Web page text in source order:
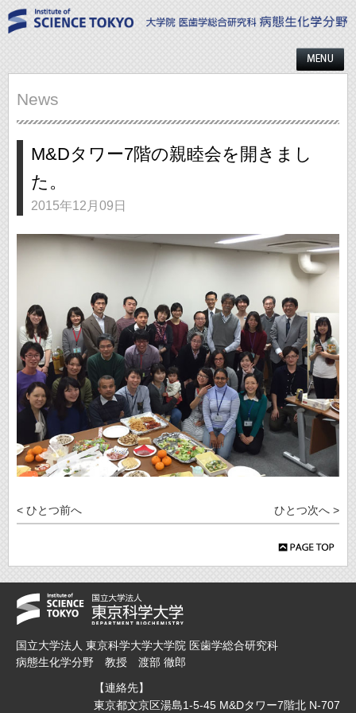
News
M&Dタワー7階の親睦会を開きまし
た。
2015年12月09日
< ひとつ前へ ひとつ次へ >
国立大学法人 東京科学大学大学院 医歯学総合研究科
病態生化学分野 教授 渡部 徹郎
【連絡先】
東京都文京区湯島1-5-45 M&Dタワー7階北 N-707